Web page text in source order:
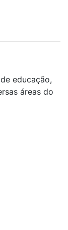
educação,
áreas do